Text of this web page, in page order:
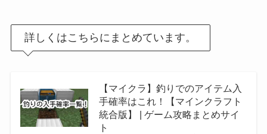
詳しくはこちらにまとめています。
【マイクラ】釣りでのアイテム入
手確率はこれ！【マインクラフト
統合版】 | ゲーム攻略まとめサイ
ト